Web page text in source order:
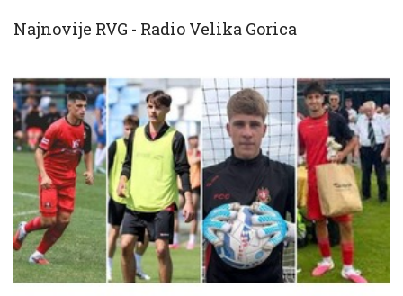
Najnovije RVG - Radio Velika Gorica